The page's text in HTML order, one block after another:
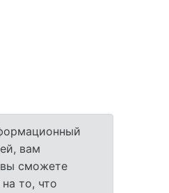
вам
вы сможете
то, что